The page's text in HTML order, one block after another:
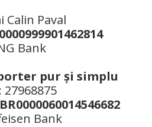
Calin Paval
Bank
pur şi simplu
27968875
Bank